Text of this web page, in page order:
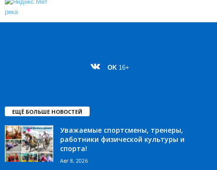
OK 16+
ЕЩЁ БОЛЬШЕ НОВОСТЕЙ
Уважаемые спортсмены, тренеры,
работники физической культуры и
спорта!
Авг 8, 2026